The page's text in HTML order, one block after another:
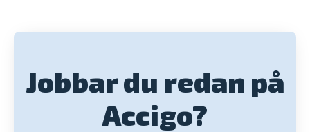
Jobbar du redan på
Accigo?